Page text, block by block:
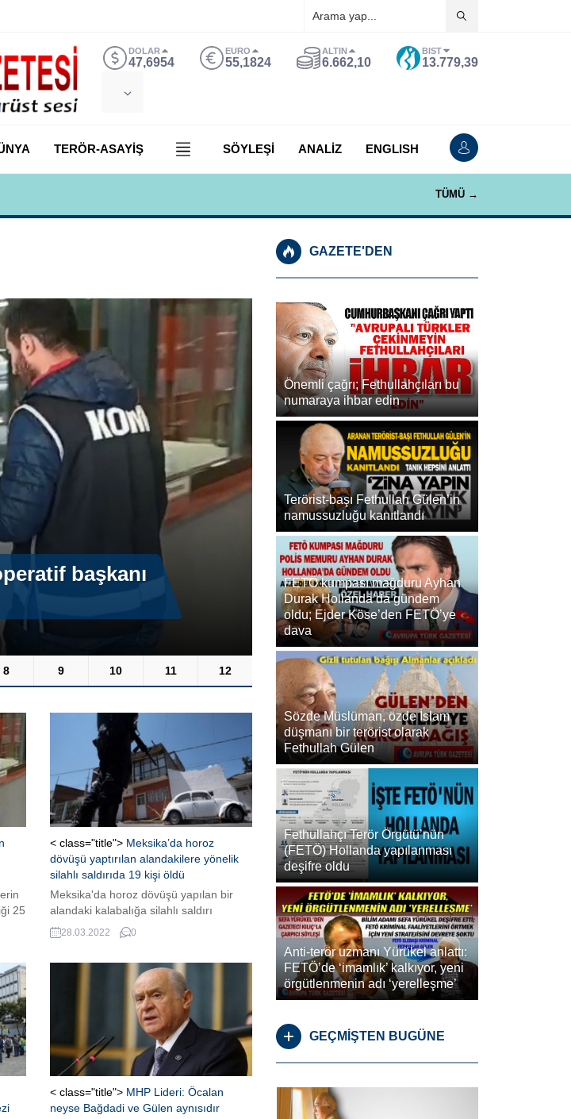
DOLAR
47,6954
EURO
55,1824
ALTIN
6.662,10
BIST
13.779,39
TERÖR-ASAYİŞ SÖYLEŞİ ANALİZ ENGLISH
TÜMÜ →
başkanı
Meksika’da horoz dövüşü
yönelik silahlı saldırıda 19 kişi
28.03.2022
8 9 10 11 12
25
< class="title"> Meksika’da horoz
dövüşü yaptırılan alandakilere yönelik
silahlı saldırıda 19 kişi öldü
Meksika'da horoz dövüşü yapılan bir
alandaki kalabalığa silahlı saldırı
gerçekleştirildi. Saldırı nedeniyle 19 kişi
hayatını kaybederken onlarca kişi
28.03.2022 0
< class="title"> MHP Lideri: Öcalan
neyse Bağdadi ve Gülen aynısıdır
GAZETE'DEN
Önemli çağrı; Fethullahçıları bu
numaraya ihbar edin
Terörist-başı Fethullah Gülen’in
namussuzluğu kanıtlandı
FETÖ kumpası mağduru Ayhan
Durak Hollanda’da gündem
oldu; Ejder Köse’den FETÖ’ye
dava
Sözde Müslüman, özde İslam
düşmanı bir terörist olarak
Fethullah Gülen
Fethullahçı Terör Örgütü’nün
(FETÖ) Hollanda yapılanması
deşifre oldu
Anti-terör uzmanı Yürükel anlattı:
FETÖ’de ‘imamlık’ kalkıyor, yeni
örgütlenmenin adı ‘yerelleşme’
GEÇMİŞTEN BUGÜNE